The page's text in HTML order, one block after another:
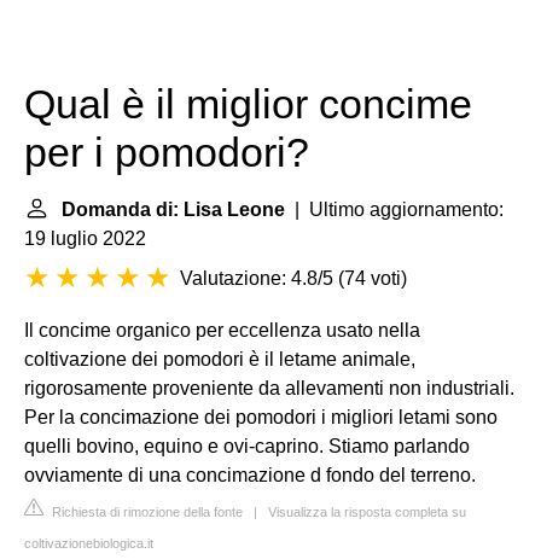
Qual è il miglior concime
per i pomodori?
Domanda di: Lisa Leone | Ultimo aggiornamento:
19 luglio 2022
Valutazione: 4.8/5 (74 voti)
Il concime organico per eccellenza usato nella
coltivazione dei pomodori è il letame animale,
rigorosamente proveniente da allevamenti non industriali.
Per la concimazione dei pomodori i migliori letami sono
quelli bovino, equino e ovi-caprino. Stiamo parlando
ovviamente di una concimazione d fondo del terreno.
Richiesta di rimozione della fonte | Visualizza la risposta completa su
coltivazionebiologica.it